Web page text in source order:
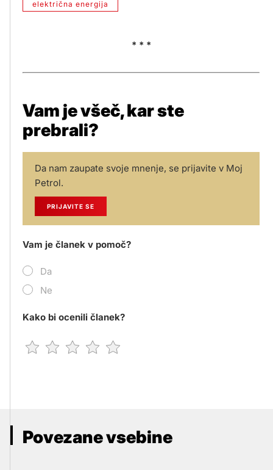
električna energija
* * *
Vam je všeč, kar ste
prebrali?
Da nam zaupate svoje mnenje, se prijavite v Moj
Petrol.
PRIJAVITE SE
Vam je članek v pomoč?
Da
Ne
Kako bi ocenili članek?
Povezane vsebine